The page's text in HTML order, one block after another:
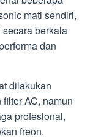
mati sendiri,
berkala
dan
dilakukan
AC, namun
profesional,
freon.